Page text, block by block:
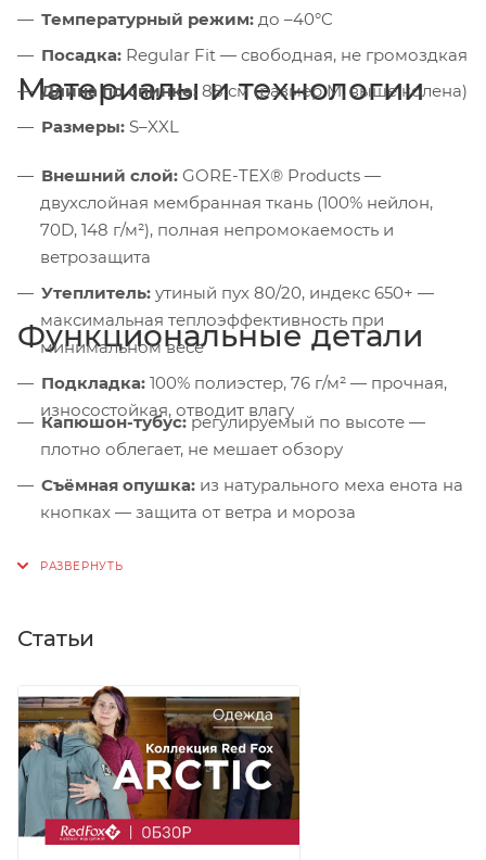
Температурный режим: до –40°C
Посадка: Regular Fit — свободная, не громоздкая
Длина по спинке: 88 см (размер M, выше колена)
Размеры: S–XXL
Материалы и технологии
Внешний слой: GORE-TEX® Products —
двухслойная мембранная ткань (100% нейлон,
70D, 148 г/м²), полная непромокаемость и
ветрозащита
Утеплитель: утиный пух 80/20, индекс 650+ —
максимальная теплоэффективность при
минимальном весе
Подкладка: 100% полиэстер, 76 г/м² — прочная,
износостойкая, отводит влагу
Функциональные детали
Капюшон-тубус:регулируемый по высоте —
плотно облегает, не мешает обзору
Съёмная опушка: из натурального меха енота на
кнопках — защита от ветра и мороза
слой в зоне плеч — усиленная защита под
Защита подбородка:
Ветрозащитная планка:двойная, на магнитных
кнопках + подпланка — герметизация молнии
Нагрудные карманы:на молниях — быстрый
доступ к мелочам
Боковые карманы:на молниях с клапанами на
Статьи